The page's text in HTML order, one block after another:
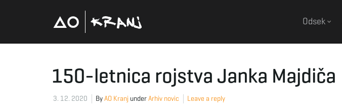
Odsek
150-letnica rojstva Janka Majdiča
3. 12. 2020 ByAO Kranj underArhiv novic Leave a reply